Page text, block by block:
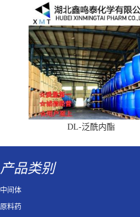
DL-泛酰内酯
产品类别
中间体
原料药